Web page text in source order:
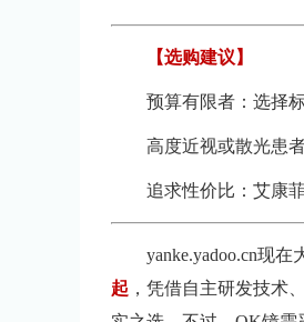
【选购建议】
预算有限者：选择
高度近视或散光患
追求性价比：艾康
yanke.yadoo.cn现在
起 ，凭借自主研发技术